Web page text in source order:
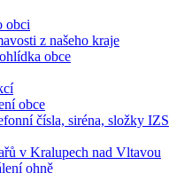
obci
z našeho kraje
obce
obce
čísla, siréna, složky IZS
v Kralupech nad Vltavou
ohně